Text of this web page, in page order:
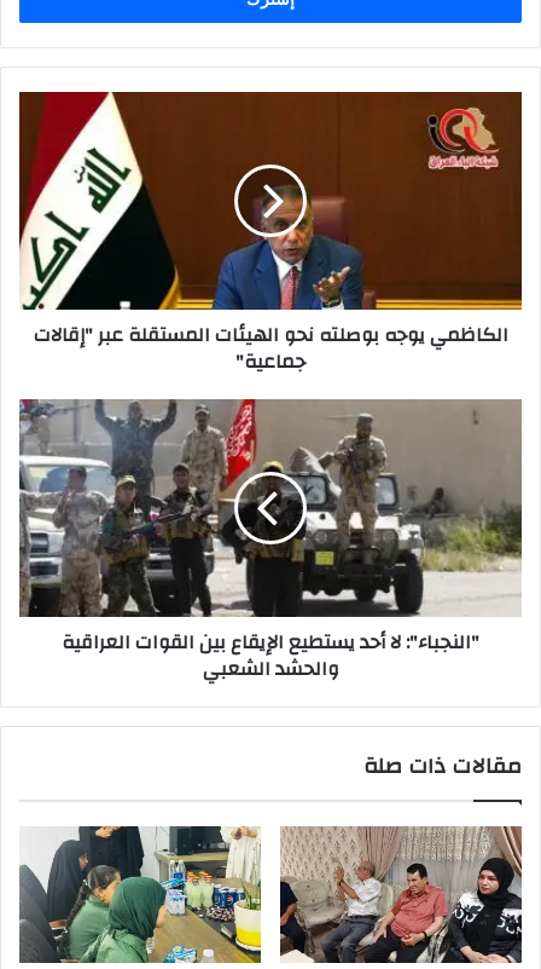
الكاظمي
يوجه
بوصلته
"إقالات
جماعية"
الكاظمي يوجه بوصلته نحو الهيئات المستقلة عبر "إقالات
جماعية"
"النجباء":
الإيقاع
بين
القوات
والحشد
الشعبي"النجباء": لا أحد يستطيع الإيقاع بين القوات العراقية
والحشد الشعبي
مقالات ذات صلة